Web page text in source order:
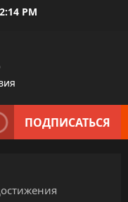
PM
ПОДПИСАТЬСЯ